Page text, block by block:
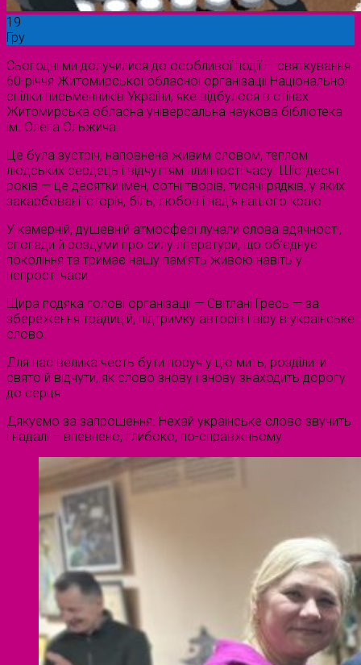
19
Гру
Сьогодні ми долучилися до особливої події — святкування
60-річчя Житомирської обласної організації Національної
спілки письменників України, яке відбулося в стінах
Житомирська обласна універсальна наукова бібліотека
ім. Олега Ольжича.
Це була зустріч, наповнена живим словом, теплом
людських сердець і відчуттям плинності часу. Шістдесят
років — це десятки імен, сотні творів, тисячі рядків, у яких
закарбовані історія, біль, любов і надія нашого краю.
У камерній, душевній атмосфері лунали слова вдячності,
спогади й роздуми про силу літератури, що об’єднує
покоління та тримає нашу пам’ять живою навіть у
непрості часи.
Щира подяка голові організації — Світлані Гресь — за
збереження традицій, підтримку авторів і віру в українське
слово.
Для нас велика честь бути поруч у цю мить, розділити
свято й відчути, як слово знову і знову знаходить дорогу
до серця.
Дякуємо за запрошення. Нехай українське слово звучить
і надалі – впевнено, глибоко, по-справжньому.